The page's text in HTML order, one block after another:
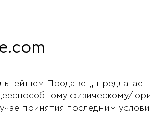
Продавец,
физическому/
принятия последним